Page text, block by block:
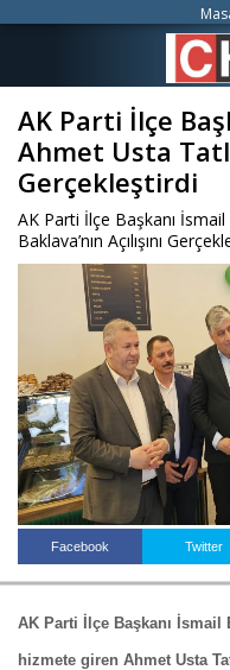
AK Parti İlçe
Ahmet Usta Tatlı
Gerçekleştirdi
AK Parti İlçe Başkanı
Baklava’nın Açılışını
Facebook Twitter
AK Parti İlçe Başkanı İsmail
hizmete giren Ahmet Usta